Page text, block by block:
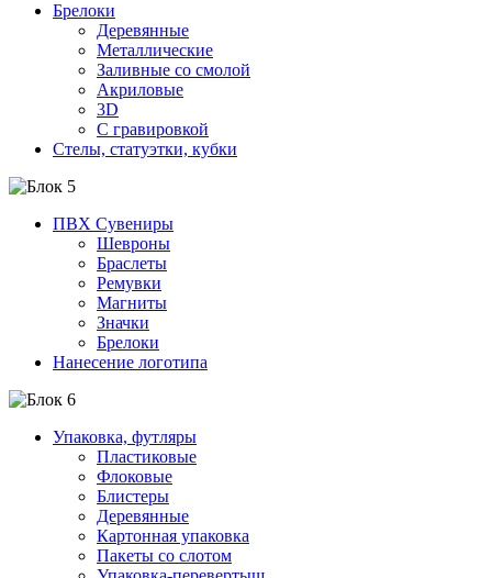
Брелоки
Деревянные
Металлические
Заливные со смолой
Акриловые
3D
C гравировкой
Стелы, статуэтки, кубки
ПВХ Сувениры
Шевроны
Браслеты
Ремувки
Магниты
Значки
Брелоки
Нанесение логотипа
Упаковка, футляры
Пластиковые
Флоковые
Блистеры
Деревянные
Картонная упаковка
Пакеты со слотом